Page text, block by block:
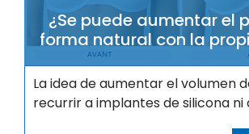
¿Se puede aumentar el
forma natural con la
La idea de aumentar el volumen
recurrir a implantes de silicona ni